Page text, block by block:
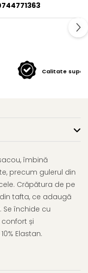
Calitate
îmbină
precum gulerul din
Crăpătura de pe
tafta, ce adaugă
Se închide cu
și
Elastan.